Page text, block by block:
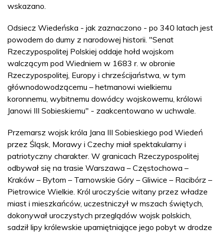
wskazano.
Odsiecz Wiedeńska - jak zaznaczono - po 340 latach jest
powodem do dumy z narodowej historii. "Senat
Rzeczypospolitej Polskiej oddaje hołd wojskom
walczącym pod Wiedniem w 1683 r. w obronie
Rzeczypospolitej, Europy i chrześcijaństwa, w tym
głównodowodzącemu – hetmanowi wielkiemu
koronnemu, wybitnemu dowódcy wojskowemu, królowi
Janowi III Sobieskiemu" - zaakcentowano w uchwale.
Przemarsz wojsk króla Jana III Sobieskiego pod Wiedeń
przez Śląsk, Morawy i Czechy miał spektakularny i
patriotyczny charakter. W granicach Rzeczypospolitej
odbywał się na trasie Warszawa – Częstochowa –
Kraków – Bytom – Tarnowskie Góry – Gliwice – Racibórz –
Pietrowice Wielkie. Król uroczyście witany przez władze
miast i mieszkańców, uczestniczył w mszach świętych,
dokonywał uroczystych przeglądów wojsk polskich,
sadził lipy królewskie upamiętniające jego pobyt w drodze